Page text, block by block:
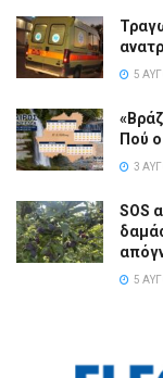
5
Πού ο
3
SOS
5